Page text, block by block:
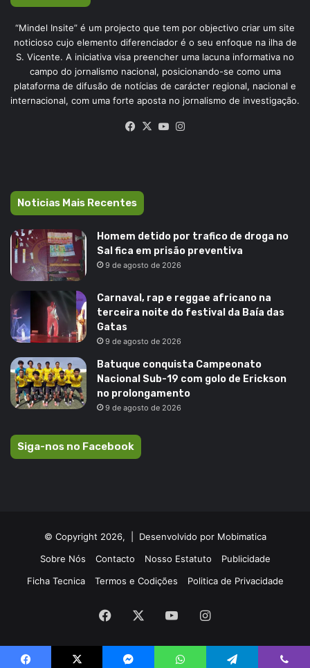
“Mindel Insite” é um projecto que tem por objectivo criar um site
noticioso cujo elemento diferenciador é o seu enfoque na ilha de
S. Vicente. A iniciativa visa preencher uma lacuna informativa no
campo do jornalismo nacional, posicionando-se como uma
plataforma de difusão de notícias de carácter regional, nacional e
internacional, com uma forte aposta no jornalismo de investigação.
Facebook
X YouTube
Noticias Mais Recentes
Homem detido por trafico de droga no
Sal fica em prisão preventiva
9 de agosto de 2026
Carnaval, rap e reggae africano na
terceira noite do festival da Baía das
Gatas
9 de agosto de 2026
Batuque conquista Campeonato
Nacional Sub-19 com golo de Erickson
no prolongamento
9 de agosto de 2026
Siga-nos no Facebook
© Copyright 2026, | Desenvolvido por Mobimatica
Sobre Nós
Contacto Nosso Estatuto
Publicidade
Ficha Tecnica
Termos e Codições Politica de Privacidade
Facebook YouTubeInstagram